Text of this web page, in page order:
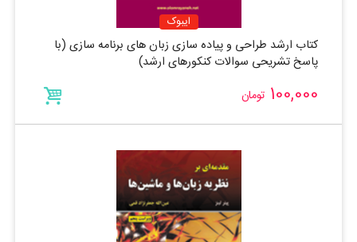
ایبوک
کتاب ارشد طراحی و پیاده سازی زبان های برنامه سازی (با
پاسخ تشریحی سوالات کنکورهای ارشد)
100,000 تومان